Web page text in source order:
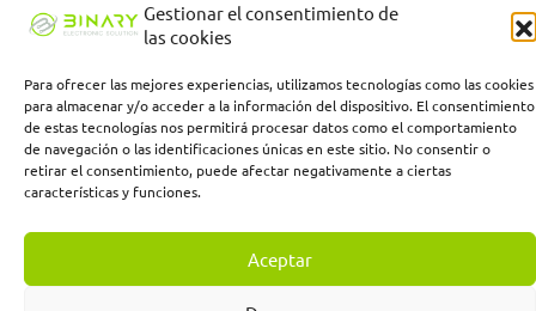
Gestionar el consentimiento de
las cookies
Para ofrecer las mejores experiencias, utilizamos tecnologías como las cookies
para almacenar y/o acceder a la información del dispositivo. El consentimiento
de estas tecnologías nos permitirá procesar datos como el comportamiento
de navegación o las identificaciones únicas en este sitio. No consentir o
retirar el consentimiento, puede afectar negativamente a ciertas
características y funciones.
Aceptar
indefinida ordinaria por parte de pymes.